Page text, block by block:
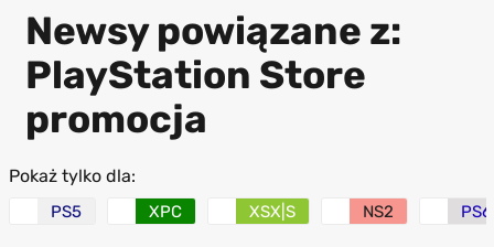
Newsy powiązane z:
PlayStation Store
promocja
Pokaż tylko dla:
PS5 XPC XSX|S NS2 PS6